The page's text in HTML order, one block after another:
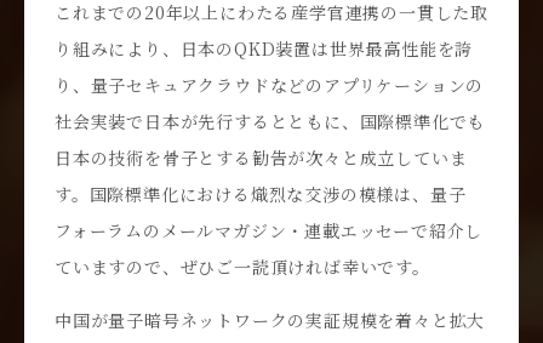
これまでの20年以上にわたる産学官連携の一貫した取
り組みにより、日本のQKD装置は世界最高性能を誇
り、量子セキュアクラウドなどのアプリケーションの
社会実装で日本が先行するとともに、国際標準化でも
日本の技術を骨子とする勧告が次々と成立していま
す。国際標準化における熾烈な交渉の模様は、量子
フォーラムのメールマガジン・連載エッセーで紹介し
ていますので、ぜひご一読頂ければ幸いです。
中国が量子暗号ネットワークの実証規模を着々と拡大